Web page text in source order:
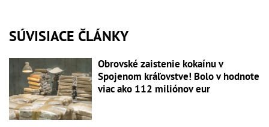
SÚVISIACE ČLÁNKY
Obrovské zaistenie kokaínu v
Spojenom kráľovstve! Bolo v hodnote
viac ako 112 miliónov eur